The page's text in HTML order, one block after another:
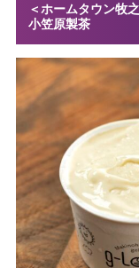
＜ホームタウン牧
小笠原製茶